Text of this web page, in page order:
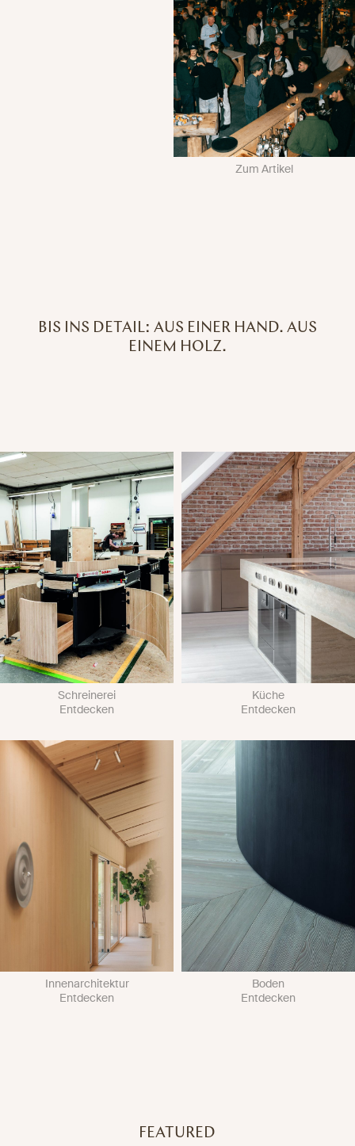
Zum Artikel
BIS INS DETAIL: AUS EINER HAND. AUS
EINEM HOLZ.
Schreinerei
Entdecken
Küche
Entdecken
Innenarchitektur
Entdecken
Boden
Entdecken
FEATURED